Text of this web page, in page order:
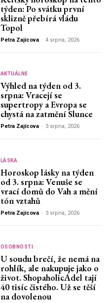
týden: Po svátku první
sklizně přebírá vládu
Topol
Petra Zajícova - 4 srpna, 2026
AKTUÁLNĚ
Výhled na týden od 3.
srpna: Vracejí se
supertropy a Evropa se
chystá na zatmění Slunce
Petra Zajícova - 3 srpna, 2026
LÁSKA
Horoskop lásky na týden
od 3. srpna: Venuše se
vrací domů do Vah a mění
tón vztahů
Petra Zajícova - 3 srpna, 2026
OSOBNOSTI
U soudu brečí, že nemá na
rohlík, ale nakupuje jako o
život. ShopaholicAdel tají
40 tisíc čistého. Už se těší
na dovolenou